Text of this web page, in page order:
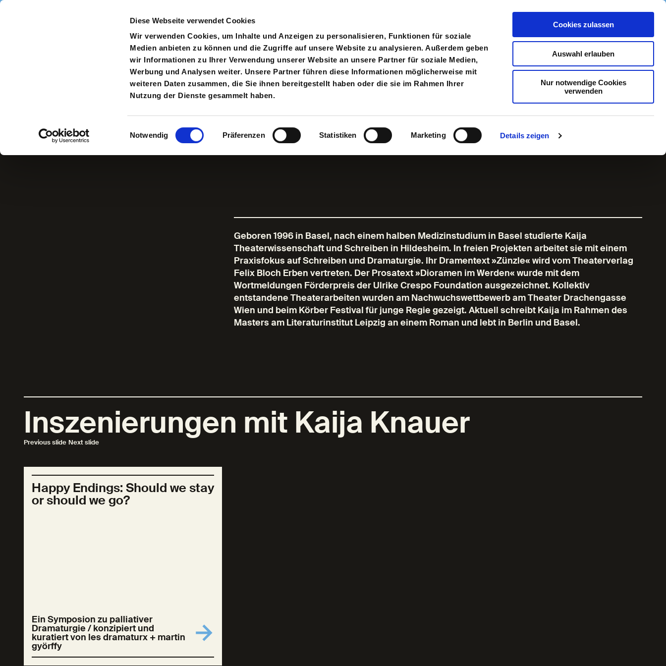
Diese Webseite verwendet Cookies
Wir verwenden Cookies, um Inhalte und Anzeigen zu personalisieren, Funktionen für soziale
Medien anbieten zu können und die Zugriffe auf unsere Website zu analysieren. Außerdem geben
wir Informationen zu Ihrer Verwendung unserer Website an unsere Partner für soziale Medien,
Werbung und Analysen weiter. Unsere Partner führen diese Informationen möglicherweise mit
weiteren Daten zusammen, die Sie ihnen bereitgestellt haben oder die sie im Rahmen Ihrer
Nutzung der Dienste gesammelt haben.
Einwilligungsauswahl
Notwendig Präferenzen Statistiken Marketing Details zeigen
Cookies zulassen
Auswahl erlauben
Nur notwendige Cookies
verwenden
Direkt zum Inhalt
Spielplan Toggle search input Suche Anmelden Anmeldung
Kaija Knauer
Geboren 1996 in Basel, nach einem halben Medizinstudium in Basel studierte Kaija
Theaterwissenschaft und Schreiben in Hildesheim. In freien Projekten arbeitet sie mit einem
Praxisfokus auf Schreiben und Dramaturgie. Ihr Dramentext »Zünzle« wird vom Theaterverlag
Felix Bloch Erben vertreten. Der Prosatext »Dioramen im Werden« wurde mit dem
Wortmeldungen Förderpreis der Ulrike Crespo Foundation ausgezeichnet. Kollektiv
entstandene Theaterarbeiten wurden am Nachwuchswettbewerb am Theater Drachengasse
Wien und beim Körber Festival für junge Regie gezeigt. Aktuell schreibt Kaija im Rahmen des
Masters am Literaturinstitut Leipzig an einem Roman und lebt in Berlin und Basel.
Inszenierungen mit Kaija Knauer
Previous slide Next slide
Happy Endings: Should we stay
or should we go?
Ein Symposion zu palliativer
Dramaturgie / konzipiert und
kuratiert von les dramaturx + martin
györffy